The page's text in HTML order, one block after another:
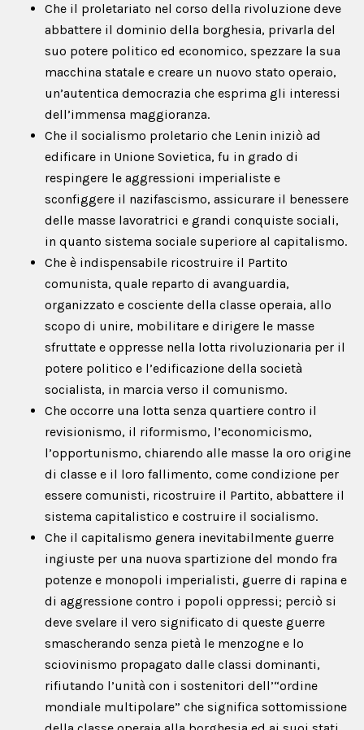
Che il proletariato nel corso della rivoluzione deve
abbattere il dominio della borghesia, privarla del
suo potere politico ed economico, spezzare la sua
macchina statale e creare un nuovo stato operaio,
un’autentica democrazia che esprima gli interessi
dell’immensa maggioranza.
Che il socialismo proletario che Lenin iniziò ad
edificare in Unione Sovietica, fu in grado di
respingere le aggressioni imperialiste e
sconfiggere il nazifascismo, assicurare il benessere
delle masse lavoratrici e grandi conquiste sociali,
in quanto sistema sociale superiore al capitalismo.
Che è indispensabile ricostruire il Partito
comunista, quale reparto di avanguardia,
organizzato e cosciente della classe operaia, allo
scopo di unire, mobilitare e dirigere le masse
sfruttate e oppresse nella lotta rivoluzionaria per il
potere politico e l’edificazione della società
socialista, in marcia verso il comunismo.
Che occorre una lotta senza quartiere contro il
revisionismo, il riformismo, l’economicismo,
l’opportunismo, chiarendo alle masse la oro origine
di classe e il loro fallimento, come condizione per
essere comunisti, ricostruire il Partito, abbattere il
sistema capitalistico e costruire il socialismo.
Che il capitalismo genera inevitabilmente guerre
ingiuste per una nuova spartizione del mondo fra
potenze e monopoli imperialisti, guerre di rapina e
di aggressione contro i popoli oppressi; perciò si
deve svelare il vero significato di queste guerre
smascherando senza pietà le menzogne e lo
sciovinismo propagato dalle classi dominanti,
rifiutando l’unità con i sostenitori dell’“ordine
mondiale multipolare” che significa sottomissione